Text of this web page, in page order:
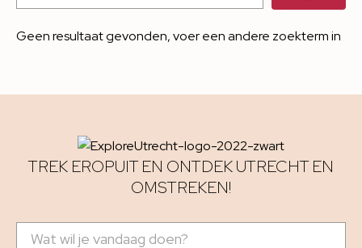
Geen resultaat gevonden, voer een andere zoekterm in
TREK EROPUIT EN ONTDEK UTRECHT EN
OMSTREKEN!